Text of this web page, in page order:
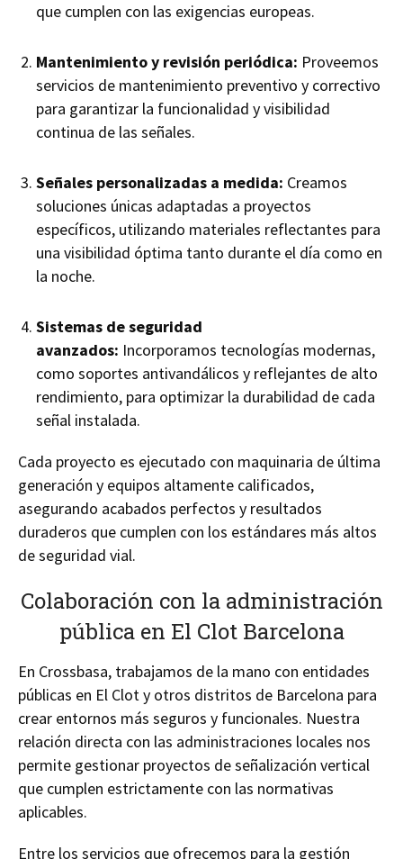
que cumplen con las exigencias europeas.
Mantenimiento y revisión periódica: Proveemos
servicios de mantenimiento preventivo y correctivo
para garantizar la funcionalidad y visibilidad
continua de las señales.
Señales personalizadas a medida: Creamos
soluciones únicas adaptadas a proyectos
específicos, utilizando materiales reflectantes para
una visibilidad óptima tanto durante el día como en
la noche.
Sistemas de seguridad
avanzados: Incorporamos tecnologías modernas,
como soportes antivandálicos y reflejantes de alto
rendimiento, para optimizar la durabilidad de cada
señal instalada.
Cada proyecto es ejecutado con maquinaria de última
generación y equipos altamente calificados,
asegurando acabados perfectos y resultados
duraderos que cumplen con los estándares más altos
de seguridad vial.
Colaboración con la administración
pública en El Clot Barcelona
En Crossbasa, trabajamos de la mano con entidades
públicas en El Clot y otros distritos de Barcelona para
crear entornos más seguros y funcionales. Nuestra
relación directa con las administraciones locales nos
permite gestionar proyectos de señalización vertical
que cumplen estrictamente con las normativas
aplicables.
Entre los servicios que ofrecemos para la gestión